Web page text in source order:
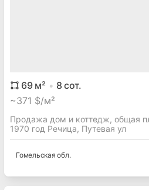
69м² 8 сот.
~371 $/м²
Продажа дом и коттедж, общая
1970 год Речица, Путевая ул
Гомельская обл.